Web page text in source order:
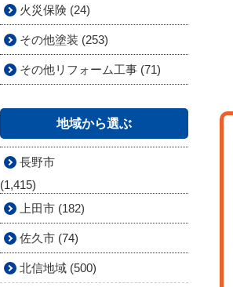
火災保険 (24)
その他塗装 (253)
その他リフォーム工事 (71)
地域から選ぶ
長野市
(1,415)
上田市 (182)
佐久市 (74)
北信地域 (500)